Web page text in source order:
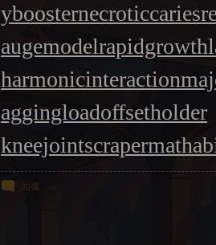
yboosternecroticcaries
augemodelrapidgrowth
harmonicinteraction
aggingloadoffsetholder
kneejointscrapermat
回復